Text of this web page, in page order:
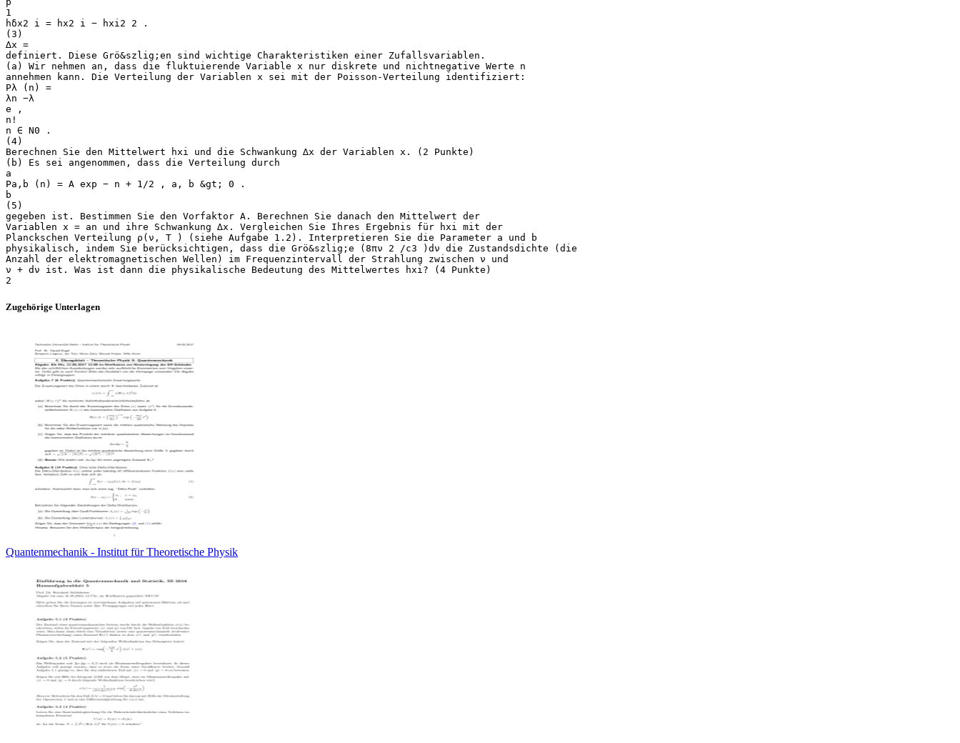
1
hδx2 i = hx2 i − hxi2 2 .
(3)
∆x =
definiert. Diese Grö&szlig;en sind wichtige Charakteristiken einer Zufallsvariablen.
(a) Wir nehmen an, dass die fluktuierende Variable x nur diskrete und nichtnegative Werte n
annehmen kann. Die Verteilung der Variablen x sei mit der Poisson-Verteilung identifiziert:
Pλ (n) =
λn −λ
e ,
n!
n ∈ N0 .
(4)
Berechnen Sie den Mittelwert hxi und die Schwankung ∆x der Variablen x. (2 Punkte)
(b) Es sei angenommen, dass die Verteilung durch
a
Pa,b (n) = A exp − n + 1/2 , a, b &gt; 0 .
b
(5)
gegeben ist. Bestimmen Sie den Vorfaktor A. Berechnen Sie danach den Mittelwert der
Variablen x = an und ihre Schwankung ∆x. Vergleichen Sie Ihres Ergebnis für hxi mit der
Planckschen Verteilung ρ(ν, T ) (siehe Aufgabe 1.2). Interpretieren Sie die Parameter a und b
physikalisch, indem Sie berücksichtigen, dass die Grö&szlig;e (8πν 2 /c3 )dν die Zustandsdichte (die
Anzahl der elektromagnetischen Wellen) im Frequenzintervall der Strahlung zwischen ν und
ν + dν ist. Was ist dann die physikalische Bedeutung des Mittelwertes hxi? (4 Punkte)
Zugehörige Unterlagen
Quantenmechanik - Institut für Theoretische Physik